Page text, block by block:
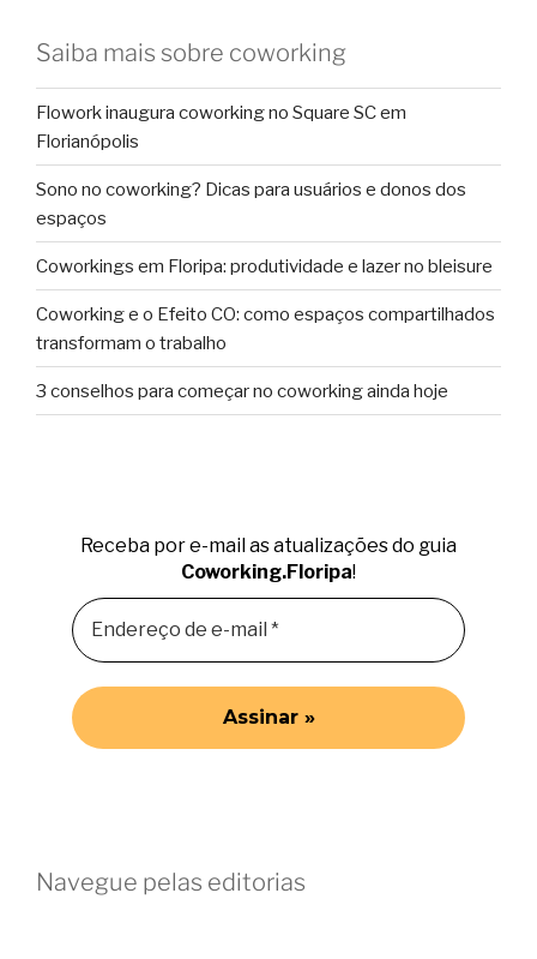
Saiba mais sobre coworking
Flowork inaugura coworking no Square SC em
Florianópolis
Sono no coworking? Dicas para usuários e donos dos
espaços
Coworkings em Floripa: produtividade e lazer no bleisure
Coworking e o Efeito CO: como espaços compartilhados
transformam o trabalho
3 conselhos para começar no coworking ainda hoje
Receba por e-mail as atualizações do guia
Coworking.Floripa!
Navegue pelas editorias